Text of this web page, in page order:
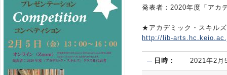
発表者：2020年度「アカ
★アカデミック・スキル
http://lib-
日時： 2021年2